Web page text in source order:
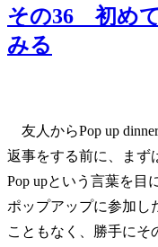
その36 初めて
みる
友人からPop up
返事をする前に、まず
Pop upという言葉を目
ポップアップに参加し
こともなく、勝手にそ